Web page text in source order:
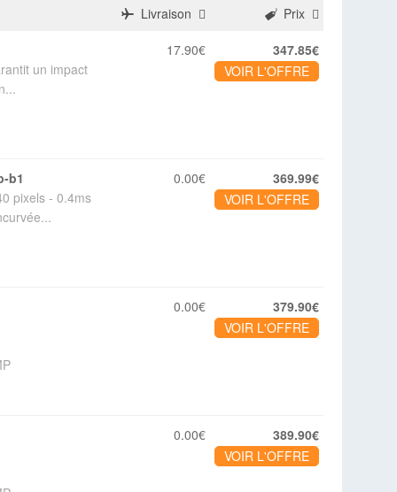
Livraison Prix
un impact
17.90€
347.85€
VOIR L'OFFRE
b1
pixels - 0.4ms
0.00€
369.99€
VOIR L'OFFRE
0.00€
379.90€
VOIR L'OFFRE
0.00€
389.90€
VOIR L'OFFRE